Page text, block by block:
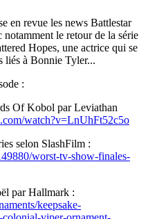
en revue les news Battlestar
le retour de la série
Hopes, une actrice qui se
liés à Bonnie Tyler...
:
Of Kobol par Leviathan
watch?v=LnUhFt52c5o
selon SlashFilm :
worst-tv-show-finales-
par Hallmark :
keepsake-